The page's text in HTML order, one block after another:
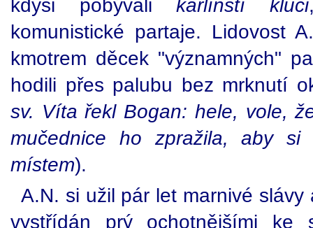
kdysi pobývalikarlínští kluci
komunistické partaje. Lidovost
kmotrem děcek "významných"
hodili přes palubu bez mrknutí
sv. Víta řekl Bogan: hele, vole,
mučednice ho zpražila, aby si
místem).
A.N. si užil pár let marnivé
vystřídán prý ochotnějšími ke